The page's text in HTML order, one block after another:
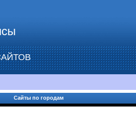
Сайты по городам